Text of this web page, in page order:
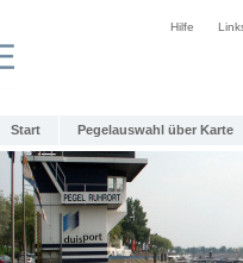
Hilfe
Start Pegelauswahl über Karte